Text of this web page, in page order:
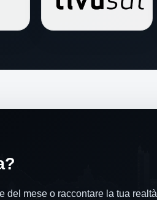
del mese o raccontare la tua realtà